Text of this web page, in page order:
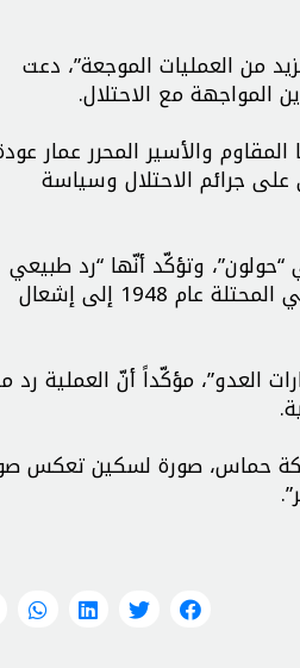
من العمليات الموجعة”، دعت
المواجهة مع الاحتلال.
والأسير المحرر عمار
جرائم الاحتلال وسياسة
وتؤكّد أنّها “رد طبيعي
على جرائم الاحتلال بحق أبناء شعبنا”، داعيةً الشباب في الضفة الغربية والقدس والأراضي المحتلة عام 1948 إلى إشعال
العدو”، مؤكّداً أنّ العملية رد
حماس، صورة لسكين تعكس